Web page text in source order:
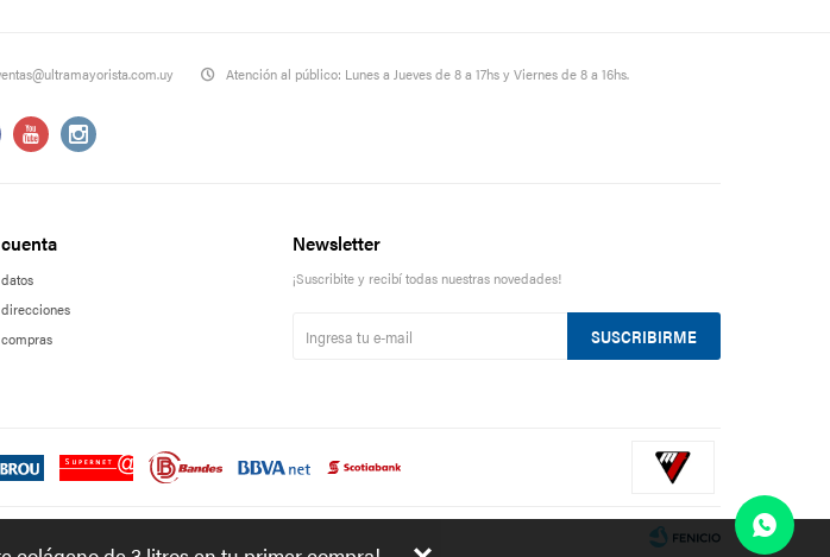
Atención al público: Lunes a Jueves de 8 a 17hs y Viernes de 8 a 16hs.
 
Newsletter
¡Suscribite y recibí todas nuestras novedades!
SUSCRIBIRME